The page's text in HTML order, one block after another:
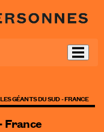
LES GÉANTS DU SUD - FRANCE
France